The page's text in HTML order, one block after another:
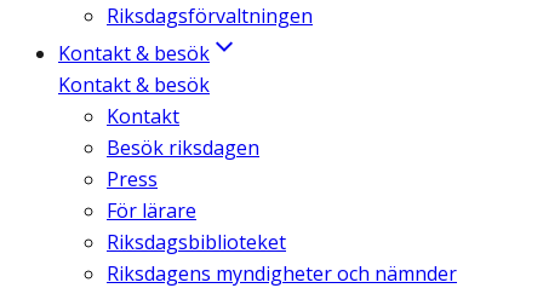
Riksdagsförvaltningen
Kontakt & besök
Kontakt & besök
Kontakt
Besök riksdagen
Press
För lärare
Riksdagsbiblioteket
Riksdagens myndigheter och nämnder